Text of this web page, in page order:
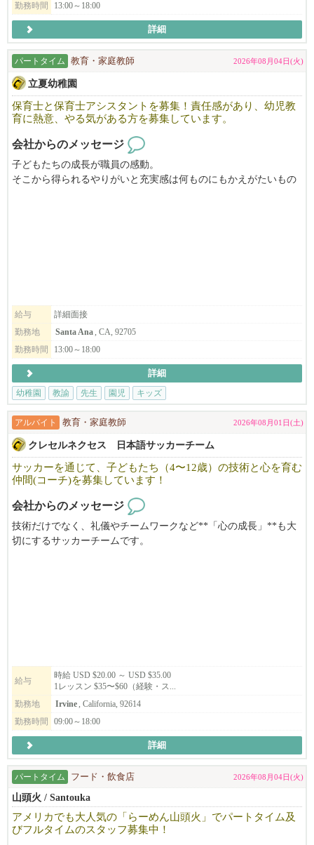
ホームページ https://riccapreschool.com/
イスタグラム @ricca_preschool
勤務時間
13:00～18:00
詳細
パートタイム 教育・家庭教師 2026年08月04日(火)
立夏幼稚園
保育士と保育士アシスタントを募集！責任感があり、幼児教
育に熱意、やる気がある方を募集しています。
会社からのメッセージ
子どもたちの成長が職員の感動。
そこから得られるやりがいと充実感は何ものにもかえがたいもの
立夏幼稚園の教育理念に賛同して頂ける方、ぜひお問い合わせ下
ホームページ https://riccapreschool.com/
イスタグラム @ricca_preschool
給与
詳細面接
勤務地
Santa Ana , CA, 92705
勤務時間
13:00～18:00
詳細
幼稚園
教諭 先生 園児 キッズ
アルバイト 教育・家庭教師 2026年08月01日(土)
クレセルネクセス 日本語サッカーチーム
サッカーを通じて、子どもたち（4〜12歳）の技術と心を育む
仲間(コーチ)を募集しています！
会社からのメッセージ
技術だけでなく、礼儀やチームワークなど**「心の成長」**も大
切にするサッカーチームです。
給与
時給 USD $20.00 ～ USD $35.00
1レッスン $35〜$60（経験・ス...
勤務地
Irvine, California, 92614
勤務時間
09:00～18:00
詳細
パートタイム フード・飲食店 2026年08月04日(火)
山頭火 / Santouka
アメリカでも大人気の「らーめん山頭火」でパートタイム及
びフルタイムのスタッフ募集中！